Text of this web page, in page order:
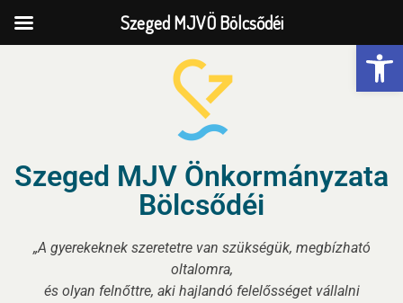
Szeged MJV Önkormányzata
Bölcsődéi
„A gyerekeknek szeretetre van szükségük, megbízható
oltalomra,
és olyan felnőttre, aki hajlandó felelősséget vállalni
Szeged MJVÖ Bölcsődéi